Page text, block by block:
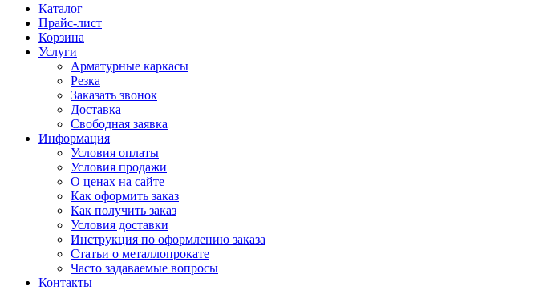
Каталог
Прайс-лист
Корзина
Услуги
Арматурные каркасы
Резка
Заказать звонок
Доставка
Свободная заявка
Информация
Условия оплаты
Условия продажи
О ценах на сайте
Как оформить заказ
Как получить заказ
Условия доставки
Инструкция по оформлению заказа
Статьи о металлопрокате
Часто задаваемые вопросы
Контакты